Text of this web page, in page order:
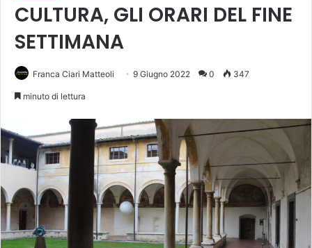
CULTURA, GLI ORARI DEL FINE
SETTIMANA
Franca Ciari Matteoli 9 Giugno 2022 0 347
minuto di lettura